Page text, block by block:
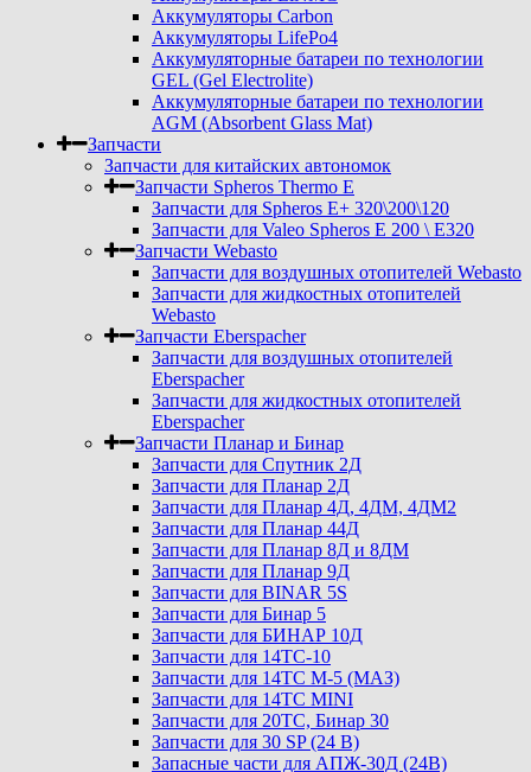
Аккумуляторы Carbon
Аккумуляторы LifePo4
Аккумуляторные батареи по технологии
GEL (Gel Electrolite)
Аккумуляторные батареи по технологии
AGM (Absorbent Glass Mat)
Запчасти
Запчасти для китайских автономок
Запчасти Spheros Thermo E
Запчасти для Spheros E+ 320\200\120
Запчасти для Valeo Spheros E 200 \ E320
Запчасти Webasto
Запчасти для воздушных отопителей Webasto
Запчасти для жидкостных отопителей
Webasto
Запчасти Eberspacher
Запчасти для воздушных отопителей
Eberspacher
Запчасти для жидкостных отопителей
Eberspacher
Запчасти Планар и Бинар
Запчасти для Спутник 2Д
Запчасти для Планар 2Д
Запчасти для Планар 4Д, 4ДМ, 4ДМ2
Запчасти для Планар 44Д
Запчасти для Планар 8Д и 8ДМ
Запчасти для Планар 9Д
Запчасти для BINAR 5S
Запчасти для Бинар 5
Запчасти для БИНАР 10Д
Запчасти для 14ТС-10
Запчасти для 14ТС М-5 (МАЗ)
Запчасти для 14ТС MINI
Запчасти для 20ТС, Бинар 30
Запчасти для 30 SP (24 В)
Запасные части для АПЖ-30Д (24В)